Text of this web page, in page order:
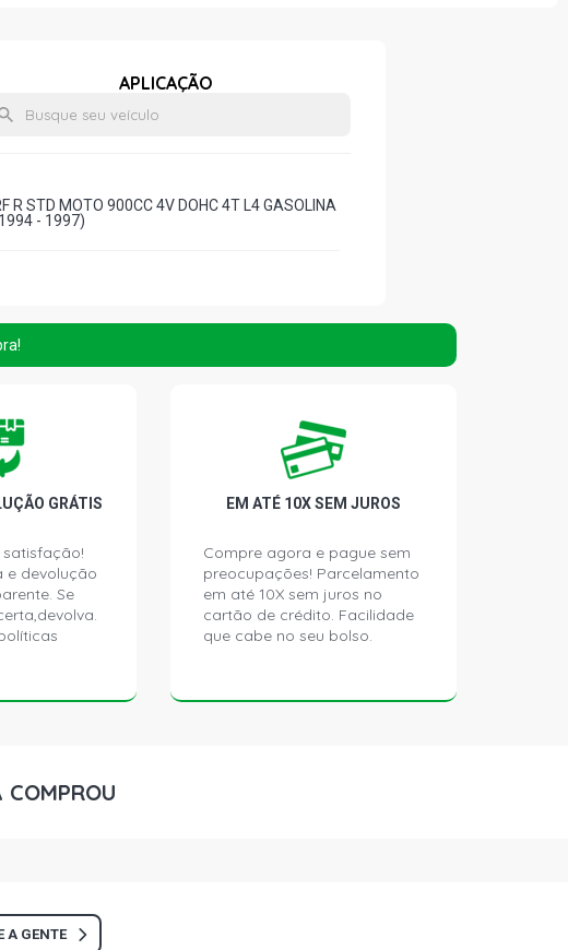
APLICAÇÃO
R STD MOTO 900CC 4V DOHC 4T L4 GASOLINA
- 1997)
GRÁTIS
e devolução
Se
EM ATÉ 10X SEM JUROS
Compre agora e pague sem
preocupações! Parcelamento
em até 10X sem juros no
cartão de crédito. Facilidade
que cabe no seu bolso.
A GENTE